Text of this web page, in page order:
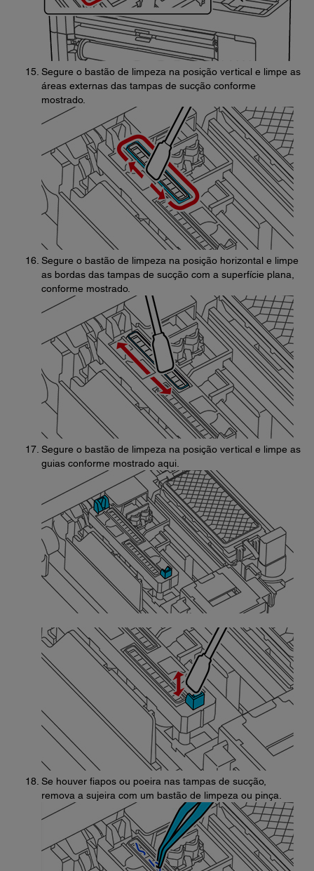
Segure o bastão de limpeza na posição vertical e limpe as
áreas externas das tampas de sucção conforme
mostrado.
Segure o bastão de limpeza na posição horizontal e limpe
as bordas das tampas de sucção com a superfície plana,
conforme mostrado.
Segure o bastão de limpeza na posição vertical e limpe as
guias conforme mostrado aqui.
Se houver fiapos ou poeira nas tampas de sucção,
remova a sujeira com um bastão de limpeza ou pinça.